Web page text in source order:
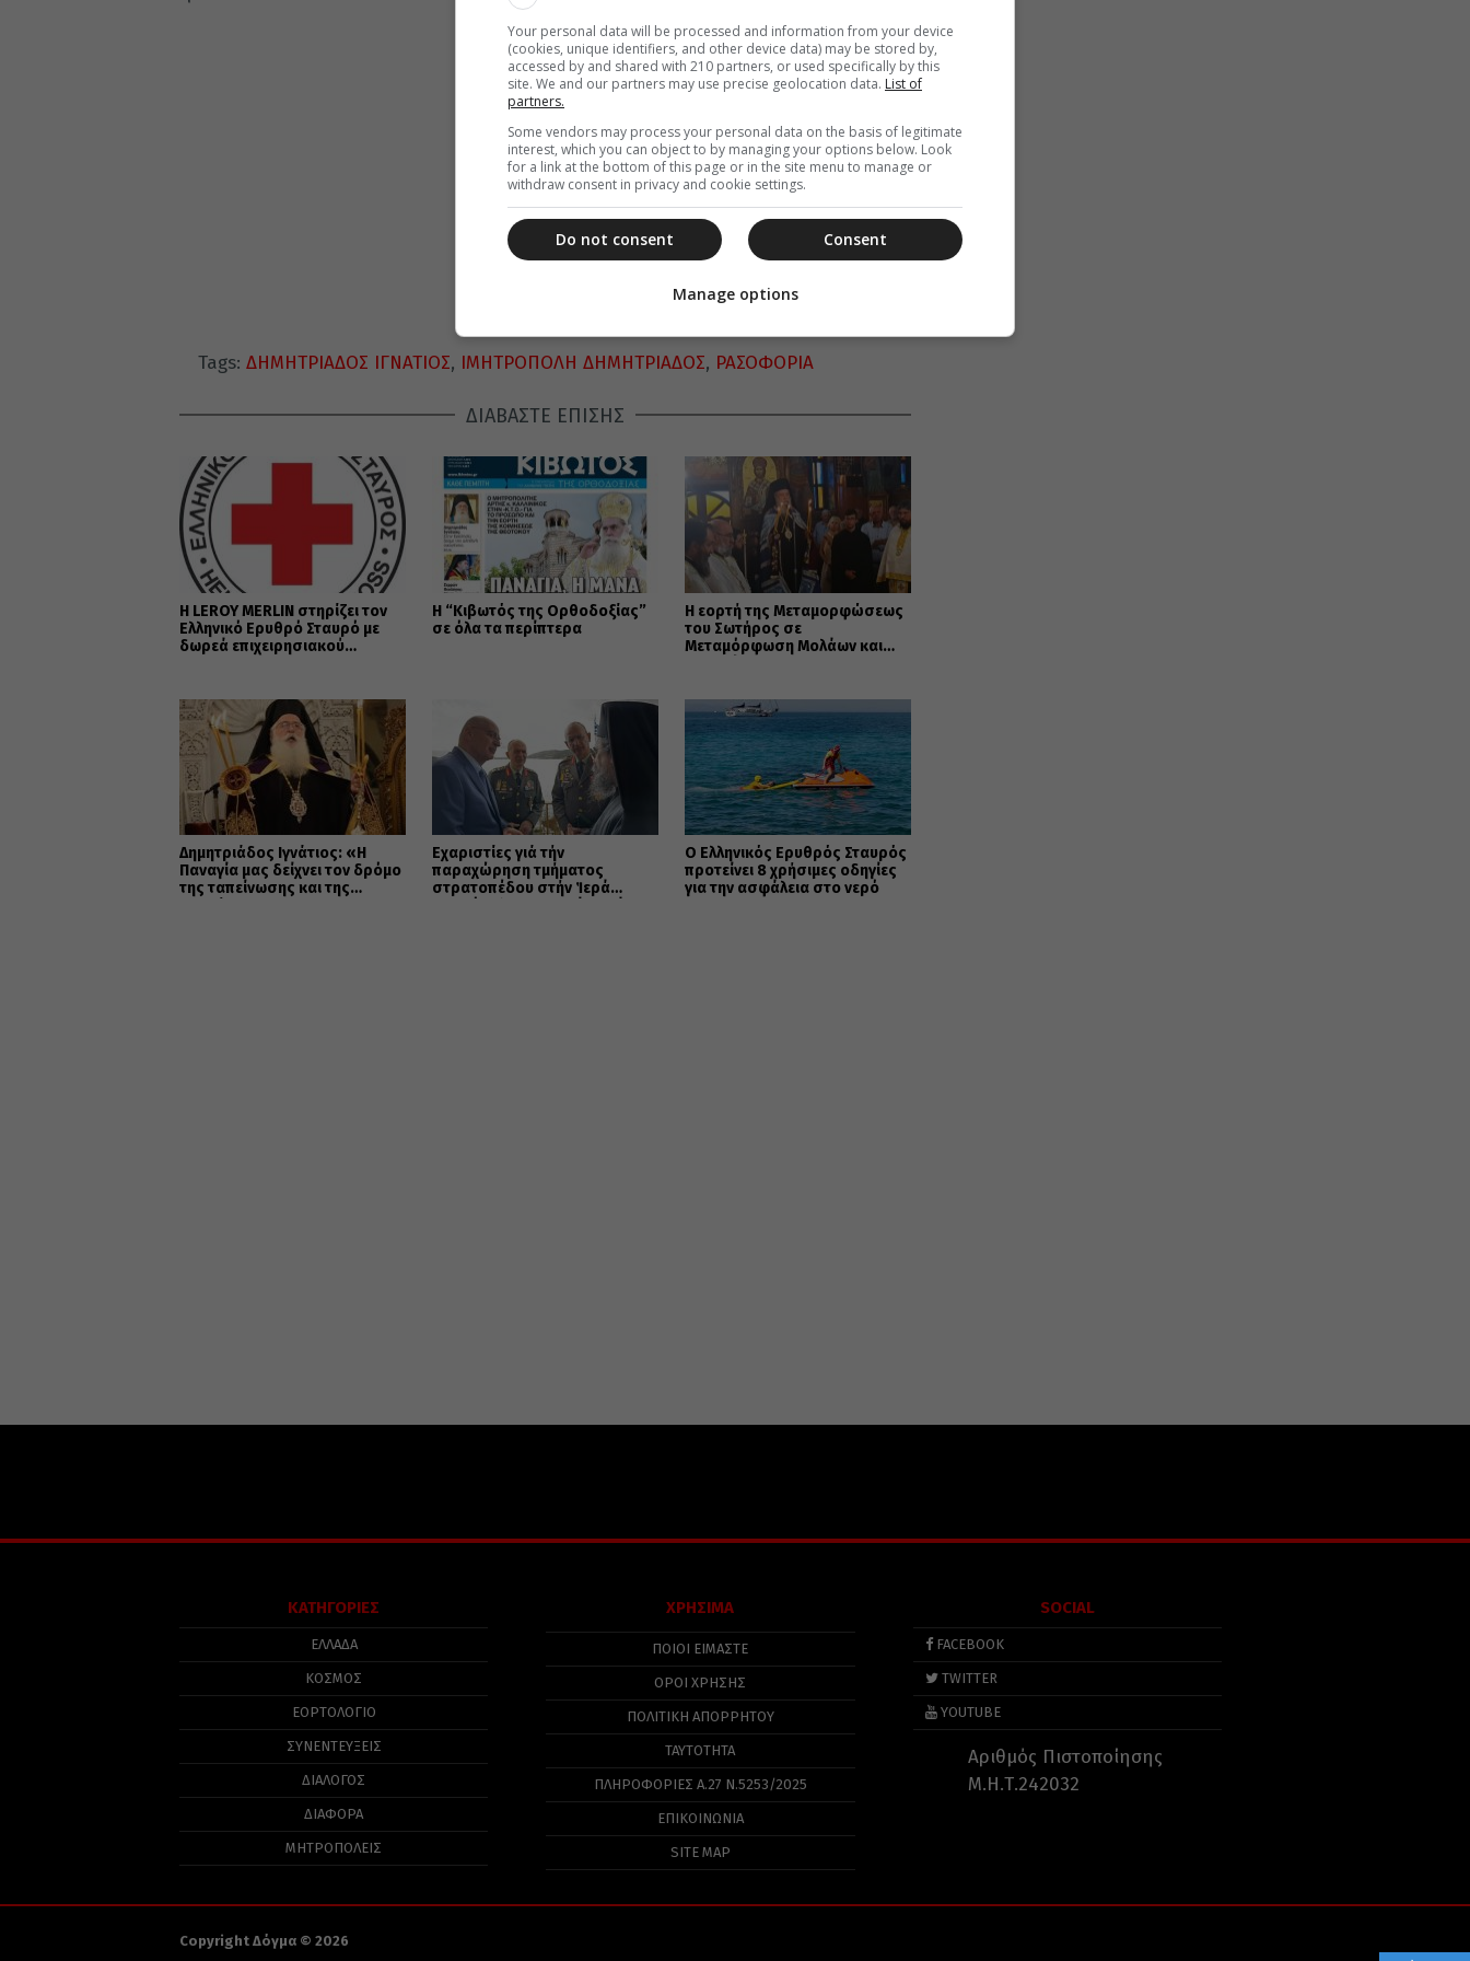
Tags: ΔΗΜΗΤΡΙΑΔΟΣ ΙΓΝΑΤΙΟΣ, ΙΜΗΤΡΟΠΟΛΗ ΔΗΜΗΤΡΙΑΔΟΣ, ΡΑΣΟΦΟΡΙΑ
ΔΙΑΒΑΣΤΕ ΕΠΙΣΗΣ
Η LEROY MERLIN στηρίζει τον
Ελληνικό Ερυθρό Σταυρό με
δωρεά επιχειρησιακού
καταστροφικών πυρκαγιών
Η “Κιβωτός της Ορθοδοξίας”
σε όλα τα περίπτερα
Η εορτή της Μεταμορφώσεως
του Σωτήρος σε
Μεταμόρφωση Μολάων και
Δημητριάδος Ιγνάτιος: «Η
Παναγία μας δείχνει τον δρόμο
της ταπείνωσης και της
Εὐχαριστίες γιά τήν
παραχώρηση τμήματος
στρατοπέδου στήν Ἱερά
Ο Ελληνικός Ερυθρός Σταυρός
προτείνει 8 χρήσιμες οδηγίες
για την ασφάλεια στο νερό
ΚΑΤΗΓΟΡΙΕΣ
ΕΛΛΑΔΑ
ΚΟΣΜΟΣ
ΕΟΡΤΟΛΟΓΙΟ
ΣΥΝΕΝΤΕΥΞΕΙΣ
ΔΙΑΛΟΓΟΣ
ΔΙΑΦΟΡΑ
ΜΗΤΡΟΠΟΛΕΙΣ
ΧΡΗΣΙΜΑ
ΠΟΙΟΙ ΕΙΜΑΣΤΕ
ΟΡΟΙ ΧΡΗΣΗΣ
ΠΟΛΙΤΙΚΉ ΑΠΟΡΡΉΤΟΥ
ΤΑΥΤΟΤΗΤΑ
ΠΛΗΡΟΦΟΡΊΕΣ Α.27 Ν.5253/2025
ΕΠΙΚΟΙΝΩΝΙΑ
SITE MAP
SOCIAL
FACEBOOK
TWITTER
YOUTUBE
Αριθμός Πιστοποίησης
Μ.Η.Τ.242032
Copyright Δόγμα © 2026
Your personal data will be processed and information from your device
(cookies, unique identifiers, and other device data) may be stored by,
accessed by and shared with 210 partners, or used specifically by this
site. We and our partners may use precise geolocation data. List of
partners.
Some vendors may process your personal data on the basis of legitimate
interest, which you can object to by managing your options below. Look
for a link at the bottom of this page or in the site menu to manage or
withdraw consent in privacy and cookie settings.
Consent
Do not consent
Manage options